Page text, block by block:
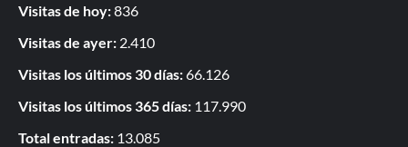
Visitas de hoy:836
Visitas de ayer: 2.410
Visitas los últimos 30 días:66.126
Visitas los últimos 365 días: 117.990
Total entradas: 13.085